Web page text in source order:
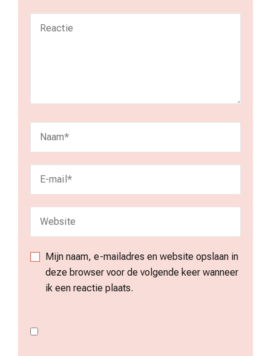
Mijn naam, e-mailadres en website opslaan in
deze browser voor de volgende keer wanneer
ik een reactie plaats.